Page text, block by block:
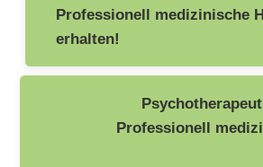
Professionell medizinische
erhalten!
Professionell